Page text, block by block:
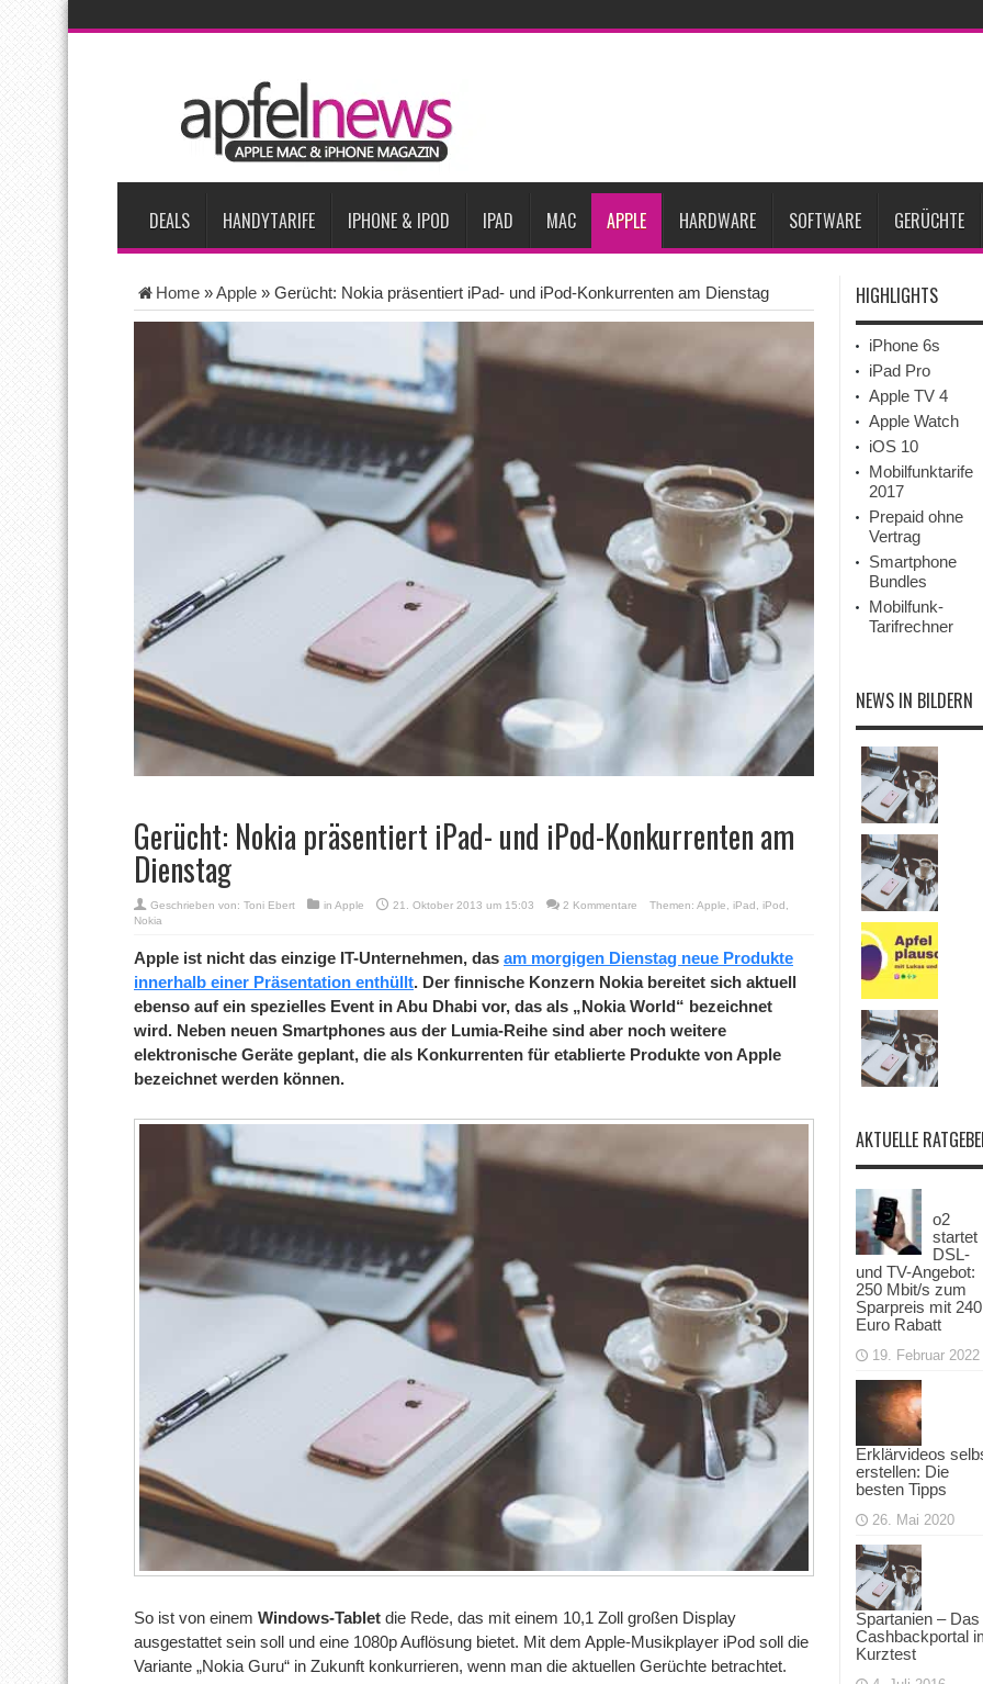
Apple testet zwei neue Display-Panels für iPhone-Modelle 2027
Apples Smartbrille könnte das nächste große Gesundheits-Gadget werden
Apples vermutete AirPods mit Kameras sollen bereits im September erscheinen
Apple erzielt 49 Prozent des weltweiten Smartphone-Umsatzes im 2. Quartal Apple verbucht Rekordzahlen im dritten Quartal 2026
Tim Cook: Mehr Speicherlieferanten bedeuten nicht zwingend sinkende Preise
DEALS HANDYTARIFE IPHONE & IPOD IPAD MAC APPLE HARDWARE SOFTWARE GERÜCHTE
Home »Apple » Gerücht: Nokia präsentiert iPad- und iPod-Konkurrenten am Dienstag
Gerücht: Nokia präsentiert iPad- und iPod-Konkurrenten am
Dienstag
Geschrieben von: Toni Ebert in Apple 21. Oktober 2013 um 15:03 2 Kommentare Themen: Apple iPad iPod
Nokia
Apple ist nicht das einzige IT-Unternehmen, das am morgigen Dienstag neue Produkte
innerhalb einer Präsentation enthüllt. Der finnische Konzern Nokia bereitet sich aktuell
ebenso auf ein spezielles Event in Abu Dhabi vor, das als „Nokia World“ bezeichnet
wird. Neben neuen Smartphones aus der Lumia-Reihe sind aber noch weitere
elektronische Geräte geplant, die als Konkurrenten für etablierte Produkte von Apple
bezeichnet werden können.
So ist von einem Windows-Tablet die Rede, das mit einem 10,1 Zoll großen Display
ausgestattet sein soll und eine 1080p Auflösung bietet. Mit dem Apple-Musikplayer iPod soll die
Variante „Nokia Guru“ in Zukunft konkurrieren, wenn man die aktuellen Gerüchte betrachtet.
HIGHLIGHTS
iPhone 6s
iPad Pro
Apple TV 4
Apple Watch
iOS 10
Mobilfunktarife
2017
Prepaid ohne
Vertrag
Smartphone
Bundles
Mobilfunk-
Tarifrechner
NEWS IN BILDERN
AKTUELLE
o2
startet
DSL-
und TV-Angebot:
250 Mbit/s zum
Sparpreis mit 240
Euro Rabatt
19. Februar 2022
Erklärvideos
erstellen: Die
besten Tipps
26. Mai 2020
Spartanien – Das
Cashbackportal
Kurztest